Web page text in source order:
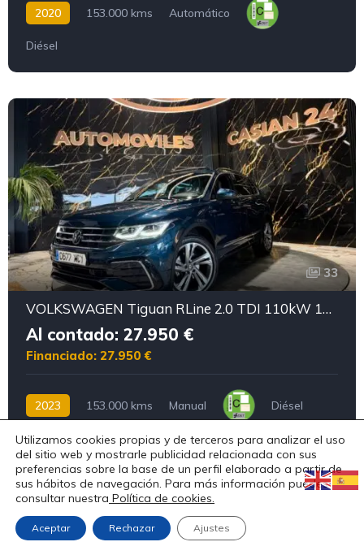
2020 153.000 kms Automático
Diésel
33
VOLKSWAGEN Tiguan RLine 2.0 TDI 110kW 150CV DSG
Al contado: 27.950 €
Financiado: 27.950 €
2023 153.000 kms Manual Diésel
Reservado
Utilizamos cookies propias y de terceros para analizar el uso
del sitio web y mostrarle publicidad relacionada con sus
preferencias sobre la base de un perfil elaborado a partir de
sus hábitos de navegación. Para más información puedes
consultar nuestra Política de cookies.
Aceptar Rechazar Ajustes